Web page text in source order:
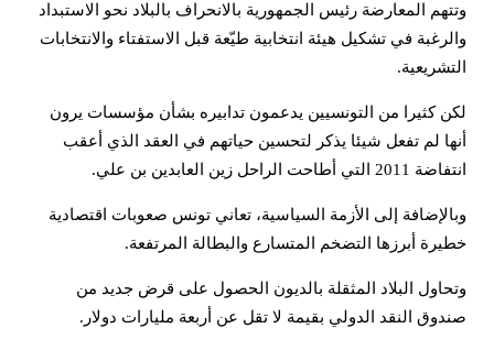
وتتهم المعارضة رئيس الجمهورية بالانحراف بالبلاد نحو الاستبداد
والرغبة في تشكيل هيئة انتخابية طيّعة قبل الاستفتاء والانتخابات
التشريعية.
لكن كثيرا من التونسيين يدعمون تدابيره بشأن مؤسسات يرون
أنها لم تفعل شيئا يذكر لتحسين حياتهم في العقد الذي أعقب
انتفاضة 2011 التي أطاحت الراحل زين العابدين بن علي.
وبالإضافة إلى الأزمة السياسية، تعاني تونس صعوبات اقتصادية
خطيرة أبرزها التضخم المتسارع والبطالة المرتفعة.
وتحاول البلاد المثقلة بالديون الحصول على قرض جديد من
صندوق النقد الدولي بقيمة لا تقل عن أربعة مليارات دولار.